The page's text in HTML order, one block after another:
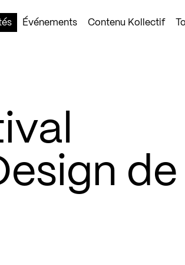
Événements Contenu Kollectif
de